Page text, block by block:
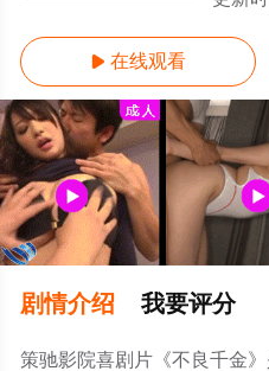
 在线观看
剧情介绍 我要评分
策驰影院喜剧片《不良千金